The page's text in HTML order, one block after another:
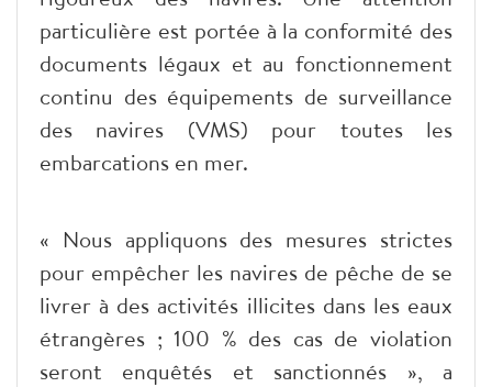
particulière est portée à la conformité des
documents légaux et au fonctionnement
continu des équipements de surveillance
des navires (VMS) pour toutes les
embarcations en mer.
« Nous appliquons des mesures strictes
pour empêcher les navires de pêche de se
livrer à des activités illicites dans les eaux
étrangères ; 100 % des cas de violation
seront enquêtés et sanctionnés », a